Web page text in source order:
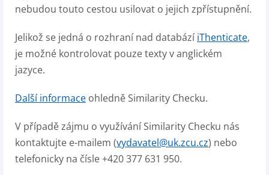
nebudou touto cestou usilovat o jejich zpřístupnění.
Jelikož se jedná o rozhraní nad databází iThenticate,
je možné kontrolovat pouze texty v anglickém
jazyce.
Další informace ohledně Similarity Checku.
V případě zájmu o využívání Similarity Checku nás
kontaktujte e-mailem (vydavatel@uk.zcu.cz) nebo
telefonicky na čísle +420 377 631 950.